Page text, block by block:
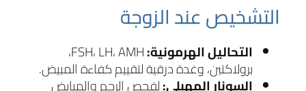
التشخيص عند الزوجة
التحاليل الهرمونية: FSH، LH، AMH،
برولاكتين، وغدة درقية لتقييم كفاءة المبيض.
السونار المهبلي:لفحص الرحم والمبايض